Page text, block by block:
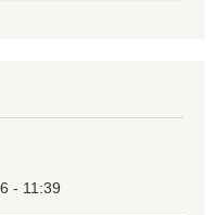
- 11:39